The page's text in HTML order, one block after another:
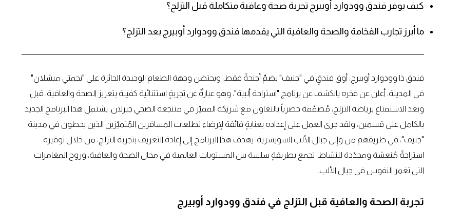
كيف يوفر فندق وودوارد أوبيرج تجربة صحة وعافية متكاملة قبل التزلج؟
ما أبرز تجارب الفخامة والصحة والعافية التي يقدمها فندق وودوارد أوبيرج بعد التزلج؟
فندق ذا وودوارد أوبيرج، أوق فندقٍ في "جنيف" يضمّ أجنحةً فقط، ويحتضن وجهة الطعام الوحيدة الحائزة على "نجمتي ميشلان"
في المدينة، أعلن عن فخره بالكشف عن برنامج "استراحة ألبية"، وهو عبارةٌ عن تجربةٍ استثنائية كفيلة بتعزيز الصحة والعافية، قبل
وبعد الاستمتاع برياضة التزلج، مُصمّمة حصرياً بالتعاون مع شريكه المميّز في منتجعه الصحي جيرلان. يشتمل هذا البرنامج الجديد
بالكامل على قسمين، ولقد جرى العمل على إعداده بعنايةٍ فائقة لإرضاء تطلعات المسافرين المُتميّزين الذين يحطون في مدينة
"جنيف"، في طريقهم من وإلى جبال الألب السويسرية. يهدف هذا البرنامج إلى إعادة التعريف بتجربة التزلج، من خلال توفيره
استراحةً مُنعشة ومجدّدة للنشاط، تجمع بطريقةٍ سلسة بين المستويات العالمية في مجال الصحة والعافية، وروح المغامرات
التي تغمر النفوس في جبال الألب.
تجربة الصحة والعافية قبل التزلج في فندق وودوارد أوبيرج